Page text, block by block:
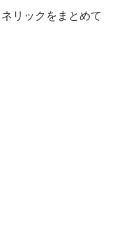
リックをまとめて